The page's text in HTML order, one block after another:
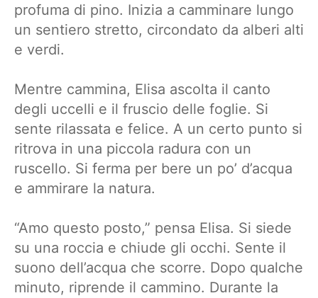
profuma di pino. Inizia a camminare lungo
un sentiero stretto, circondato da alberi alti
e verdi.
Mentre cammina, Elisa ascolta il canto
degli uccelli e il fruscio delle foglie. Si
sente rilassata e felice. A un certo punto si
ritrova in una piccola radura con un
ruscello. Si ferma per bere un po’ d’acqua
e ammirare la natura.
“Amo questo posto,” pensa Elisa. Si siede
su una roccia e chiude gli occhi. Sente il
suono dell’acqua che scorre. Dopo qualche
minuto, riprende il cammino. Durante la